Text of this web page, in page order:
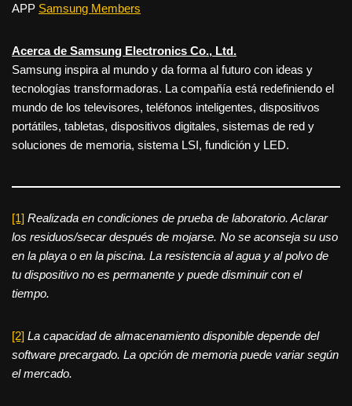
APP Samsung Members
Acerca de Samsung Electronics Co., Ltd.
Samsung inspira al mundo y da forma al futuro con ideas y
tecnologías transformadoras. La compañía está redefiniendo el
mundo de los televisores, teléfonos inteligentes, dispositivos
portátiles, tabletas, dispositivos digitales, sistemas de red y
soluciones de memoria, sistema LSI, fundición y LED.
[1] Realizada en condiciones de prueba de laboratorio. Aclarar
los residuos/secar después de mojarse. No se aconseja su uso
en la playa o en la piscina. La resistencia al agua y al polvo de
tu dispositivo no es permanente y puede disminuir con el
tiempo.
[2] La capacidad de almacenamiento disponible depende del
software precargado. La opción de memoria puede variar según
el mercado.